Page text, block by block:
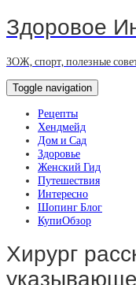
Здоровое
ЗОЖ, спорт, полезные
Toggle navigation
Рецепты
Хендмейд
Дом и Сад
Здоровье
Женский Гид
Путешествия
Интересно
Шопинг Блог
КупиОбзор
Хирург